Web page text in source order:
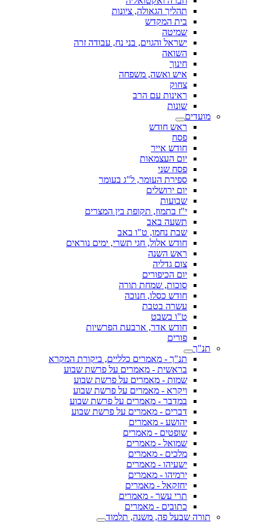
תהליך הגאולה, ציונות
בית המקדש
שמיטה
ישראל והגוים, בני נח, עבודה זרה
השואה
חינוך
איש ואשה, משפחה
צחוק
ראינות עם הרב
שונות
מועדים
ראש חודש
פסח
חודש אייר
יום העצמאות
פסח שני
ספירת העומר, ל"ג בעומר
יום ירושלים
שבועות
י"ז בתמוז, תקופת בין המצרים
תשעה באב
שבת נחמו, ט"ו באב
חודש אלול, חגי תשרי, ימים נוראים
ראש השנה
צום גדליה
יום הכיפורים
סוכות, שמחת תורה
חודש כסלו, חנוכה
עשרה בטבת
ט"ו בשבט
חודש אדר, ארבעת הפרשיות
פורים
תנ"ך
תנ"ך - מאמרים כלליים, ביקורת המקרא
בראשית - מאמרים על פרשת שבוע
שמות - מאמרים על פרשת שבוע
ויקרא - מאמרים על פרשת שבוע
במדבר - מאמרים על פרשת שבוע
דברים - מאמרים על פרשת שבוע
יהושע - מאמרים
שופטים - מאמרים
שמואל - מאמרים
מלכים - מאמרים
ישעיהו - מאמרים
ירמיהו - מאמרים
יחזקאל - מאמרים
תרי עשר - מאמרים
כתובים - מאמרים
תורה שבעל פה, משנה, תלמוד